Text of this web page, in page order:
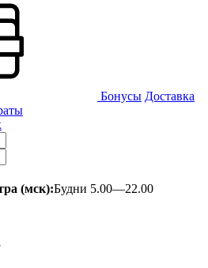
Бонусы Доставка
(мск):Будни 5.00—22.00